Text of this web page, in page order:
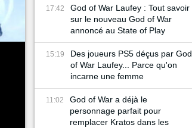
17:42
God of War Laufey : Tout savoir
sur le nouveau God of War
annoncé au State of Play
15:19
Des joueurs PS5 déçus par God
of War Laufey... Parce qu'on
incarne une femme
11:02
God of War a déjà le
personnage parfait pour
remplacer Kratos dans les